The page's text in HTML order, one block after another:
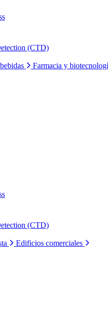
(CTD)
Farmacia y
(CTD)
Edificios comerciales